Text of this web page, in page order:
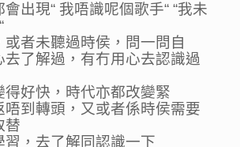
出現“ 我唔識呢個歌手“ “我未
或者未聽過時侯，問一問自
去了解過，有冇用心去認識過
得好快，時代亦都改變緊
唔到轉頭，又或者係時侯需要
替
習，去了解同認識一下